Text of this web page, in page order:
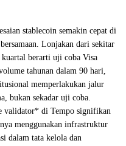
stablecoin semakin cepat di
Lonjakan dari sekitar
berarti uji coba Visa
tahunan dalam 90 hari,
memperlakukan jalur
bukan sekadar uji coba.
validator* di Tempo signifikan
menggunakan infrastruktur
dalam tata kelola dan